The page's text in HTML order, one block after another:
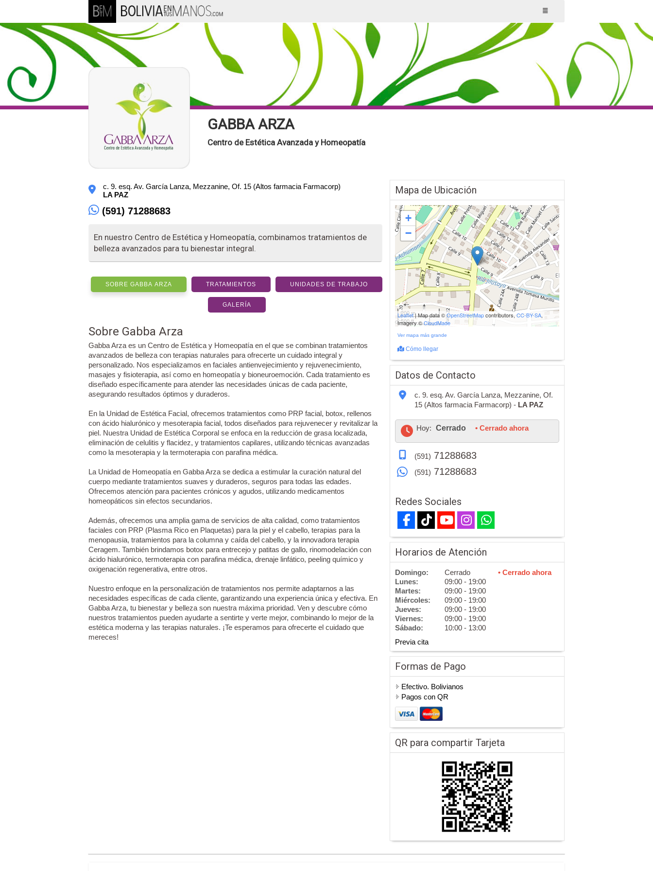
GABBA ARZA
Centro de Estética Avanzada y Homeopatía
c. 9. esq. Av. García Lanza, Mezzanine, Of. 15 (Altos farmacia Farmacorp)
LA PAZ
(591) 71288683
En nuestro Centro de Estética y Homeopatía, combinamos tratamientos de
belleza avanzados para tu bienestar integral.
SOBRE GABBA ARZA TRATAMIENTOS UNIDADES DE TRABAJO
GALERÍA
Sobre Gabba Arza
Gabba Arza es un Centro de Estética y Homeopatía en el que se combinan tratamientos
avanzados de belleza con terapias naturales para ofrecerte un cuidado integral y
personalizado. Nos especializamos en faciales antienvejecimiento y rejuvenecimiento,
masajes y fisioterapia, así como en homeopatía y bioneuroemoción. Cada tratamiento es
diseñado específicamente para atender las necesidades únicas de cada paciente,
asegurando resultados óptimos y duraderos.
En la Unidad de Estética Facial, ofrecemos tratamientos como PRP facial, botox, rellenos
con ácido hialurónico y mesoterapia facial, todos diseñados para rejuvenecer y revitalizar la
piel. Nuestra Unidad de Estética Corporal se enfoca en la reducción de grasa localizada,
eliminación de celulitis y flacidez, y tratamientos capilares, utilizando técnicas avanzadas
como la mesoterapia y la termoterapia con parafina médica.
La Unidad de Homeopatía en Gabba Arza se dedica a estimular la curación natural del
cuerpo mediante tratamientos suaves y duraderos, seguros para todas las edades.
Ofrecemos atención para pacientes crónicos y agudos, utilizando medicamentos
homeopáticos sin efectos secundarios.
Además, ofrecemos una amplia gama de servicios de alta calidad, como tratamientos
faciales con PRP (Plasma Rico en Plaquetas) para la piel y el cabello, terapias para la
menopausia, tratamientos para la columna y caída del cabello, y la innovadora terapia
Ceragem. También brindamos botox para entrecejo y patitas de gallo, rinomodelación con
ácido hialurónico, termoterapia con parafina médica, drenaje linfático, peeling químico y
oxigenación regenerativa, entre otros.
Nuestro enfoque en la personalización de tratamientos nos permite adaptarnos a las
necesidades específicas de cada cliente, garantizando una experiencia única y efectiva. En
Gabba Arza, tu bienestar y belleza son nuestra máxima prioridad. Ven y descubre cómo
nuestros tratamientos pueden ayudarte a sentirte y verte mejor, combinando lo mejor de la
estética moderna y las terapias naturales. ¡Te esperamos para ofrecerte el cuidado que
mereces!
Mapa de Ubicación
+
−
200 m
500 ft
Leaflet| Map data ©OpenStreetMapcontributors, CC-BY-SA,
Imagery ©CloudMade
Ver mapa más grande
Cómo llegar
Datos de Contacto
c. 9. esq. Av. García Lanza, Mezzanine, Of.
15 (Altos farmacia Farmacorp) - LA PAZ
Hoy: Cerrado • Cerrado ahora
(591) 71288683
(591) 71288683
Redes Sociales
Horarios de Atención
Domingo: Cerrado
• Cerrado ahora
Lunes:
09:00 - 19:00
Martes:
09:00 - 19:00
Miércoles:
09:00 - 19:00
Jueves:
09:00 - 19:00
Viernes:
09:00 - 19:00
Sábado:
10:00 - 13:00
Previa cita
Formas de Pago
Efectivo. Bolivianos
Pagos con QR
QR para compartir Tarjeta